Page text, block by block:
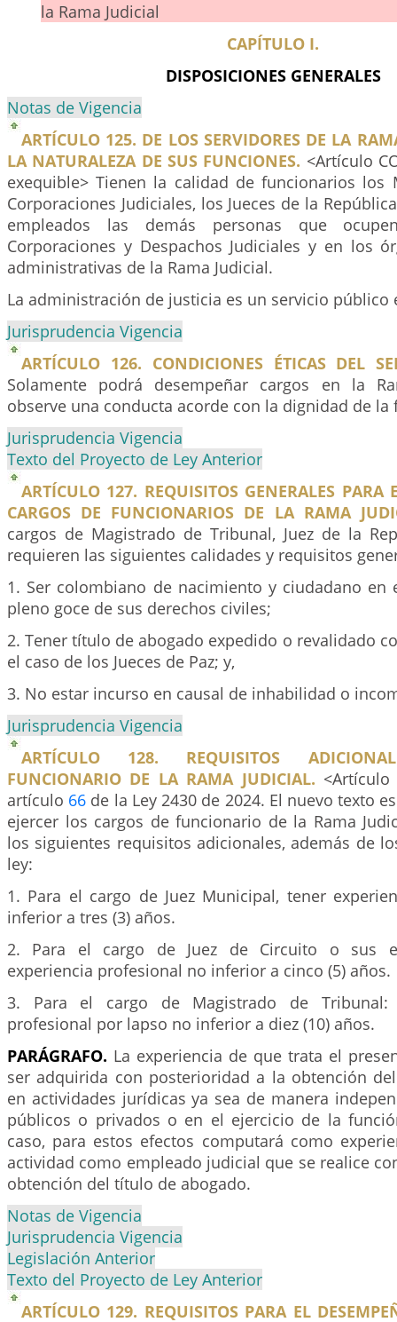
la Rama Judicial
CAPÍTULO I.
DISPOSICIONES GENERALES
Notas de Vigencia
ARTÍCULO 125. DE LOS SERVIDORES DE LA
LA NATURALEZA DE SUS FUNCIONES. <Artículo
exequible> Tienen la calidad de funcionarios los
Corporaciones Judiciales, los Jueces de la
empleados las demás personas que
Corporaciones y Despachos Judiciales y en los
administrativas de la Rama Judicial.
La administración de justicia es un servicio público
Jurisprudencia Vigencia
ARTÍCULO 126. CONDICIONES ÉTICAS DEL
Solamente podrá desempeñar cargos en la
observe una conducta acorde con la dignidad de la
Jurisprudencia Vigencia
Texto del Proyecto de Ley Anterior
ARTÍCULO 127. REQUISITOS GENERALES PARA
CARGOS DE FUNCIONARIOS DE LA RAMA
cargos de Magistrado de Tribunal, Juez de la
requieren las siguientes calidades y requisitos
1. Ser colombiano de nacimiento y ciudadano en
pleno goce de sus derechos civiles;
2. Tener título de abogado expedido o revalidado
el caso de los Jueces de Paz; y,
3. No estar incurso en causal de inhabilidad o
Jurisprudencia Vigencia
ARTÍCULO 128. REQUISITOS
FUNCIONARIO DE LA RAMA JUDICIAL.
artículo 66 de la Ley 2430 de 2024. El nuevo texto
ejercer los cargos de funcionario de la Rama
los siguientes requisitos adicionales, además de
ley:
1. Para el cargo de Juez Municipal, tener
inferior a tres (3) años.
2. Para el cargo de Juez de Circuito o sus
experiencia profesional no inferior a cinco (5) años.
3. Para el cargo de Magistrado de Tribunal:
profesional por lapso no inferior a diez (10) años.
PARÁGRAFO. La experiencia de que trata el
ser adquirida con posterioridad a la obtención
en actividades jurídicas ya sea de manera
públicos o privados o en el ejercicio de la
caso, para estos efectos computará como
actividad como empleado judicial que se realice
obtención del título de abogado.
Notas de Vigencia
Jurisprudencia Vigencia
Legislación Anterior
Texto del Proyecto de Ley Anterior
ARTÍCULO 129. REQUISITOS PARA EL